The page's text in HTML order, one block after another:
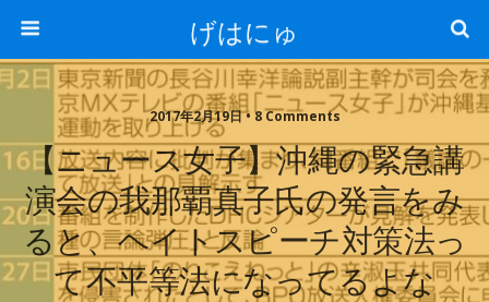
げはにゅ
2017年2月19日 • 8 Comments
【ニュース女子】沖縄の緊急講
演会の我那覇真子氏の発言をみ
ると、ヘイトスピーチ対策法っ
て不平等法になってるよな